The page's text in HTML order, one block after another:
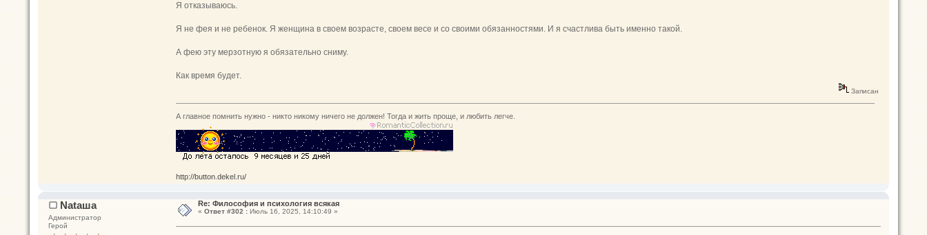
Я отказываюсь.
Я не фея и не ребенок. Я женщина в своем возрасте, своем весе и со своими обязанностями. И я счастлива быть именно такой.
А фею эту мерзотную я обязательно сниму.
Как время будет.
Записан
А главное помнить нужно - никто никому ничего не должен! Тогда и жить проще, и любить легче.
http://button.dekel.ru/
Nataшa
Администратор
Герой
Re: Философия и психология всякая
« Ответ #302 :Июль 16, 2025, 14:10:49 »